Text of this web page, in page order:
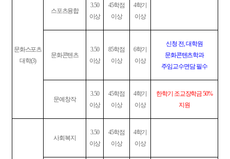
문화스포츠
대학(3)
스포츠융합
3.50
이상
45학점
이상
4학기
이상
문화콘텐츠
3.50
이상
85학점
이상
6학기
이상
신청 전,대학원
문화콘텐츠학과
주임교수면담 필수
문예창작
3.50
이상
45학점
이상
4학기
이상
한학기 조교장학금50%
지원
사회복지
3.50
이상
45학점
이상
4학기
이상